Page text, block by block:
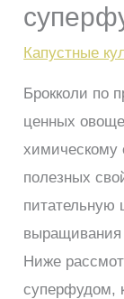
Капустные
Брокколи по
ценных
химическому
полезных
питательную
выращивания
Ниже
суперфудом,